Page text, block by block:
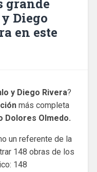
grande
Diego
en este
y Diego Rivera?
más completa
Dolores Olmedo.
un referente de la
148 obras de los
148